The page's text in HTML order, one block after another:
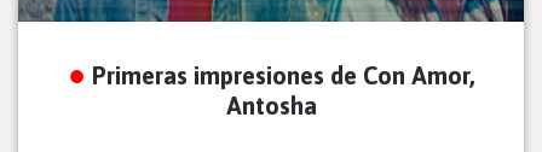
Primeras impresiones de Con Amor,
Antosha